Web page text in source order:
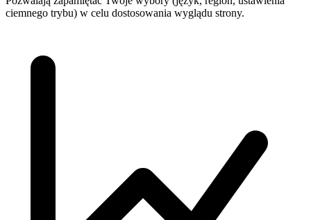
ciemnego trybu) w celu dostosowania wyglądu strony.